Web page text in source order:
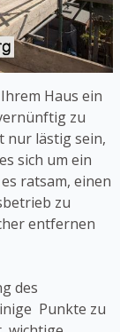
Haus ein
zu
nur lästig sein,
sich um ein
ratsam, einen
zu
entfernen
des
Punkte zu